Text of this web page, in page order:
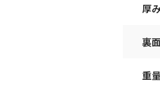
厚
裏
重